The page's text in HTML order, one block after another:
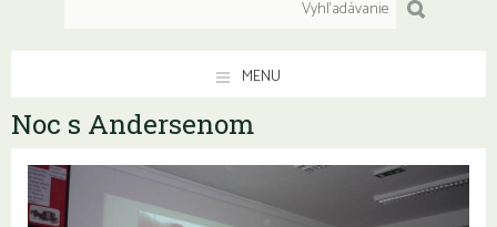
MENU
Noc s Andersenom